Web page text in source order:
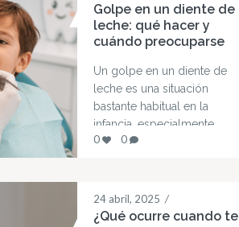
Golpe en un diente de
leche: qué hacer y
cuándo preocuparse
Un golpe en un diente de
leche es una situación
bastante habitual en la
infancia, especialmente
cuando los niños empiezan
no reviste gravedad, es
normal que surjan dudas
0 0
24 abril, 2025 /
¿Qué ocurre cuando te